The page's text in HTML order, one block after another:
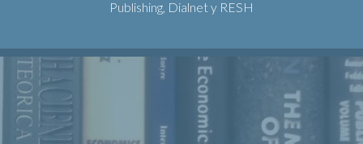
Publishing, Dialnet y RESH